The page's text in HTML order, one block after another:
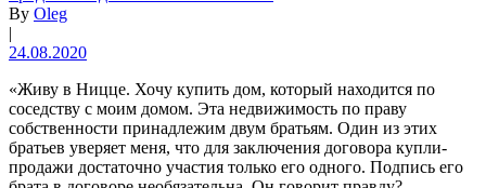
By Oleg
|
24.08.2020
«Живу в Ницце. Хочу купить дом, который находится по
соседству с моим домом. Эта недвижимость по праву
собственности принадлежим двум братьям. Один из этих
братьев уверяет меня, что для заключения договора купли-
продажи достаточно участия только его одного. Подпись его